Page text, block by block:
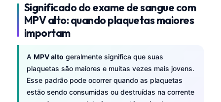
Significado do exame de sangue com
MPV alto: quando plaquetas maiores
importam
A MPV alto geralmente significa que suas
plaquetas são maiores e muitas vezes mais jovens.
Esse padrão pode ocorrer quando as plaquetas
estão sendo consumidas ou destruídas na corrente